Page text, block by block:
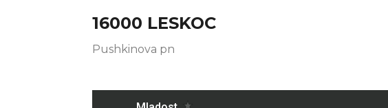
16000 LESKOC
Pushkinova pn